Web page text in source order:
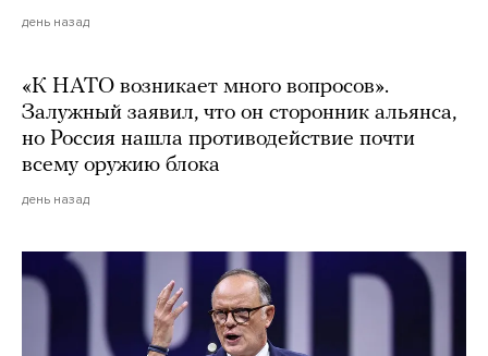
день назад
«К НАТО возникает много вопросов».
Залужный заявил, что он сторонник альянса,
но Россия нашла противодействие почти
всему оружию блока
день назад